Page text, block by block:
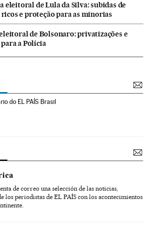
eleitoral de Lula da Silva: subidas de
e proteção para as minorias
de Bolsonaro: privatizações e
a Polícia
do EL PAÍS Brasil
de correo una selección de las noticias,
los periodistas de EL PAÍS con los acontecimientos